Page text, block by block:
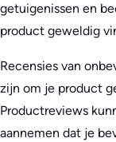
getuigenissen en
product geweldig
Recensies van
zijn om je product
Productreviews
aannemen dat je